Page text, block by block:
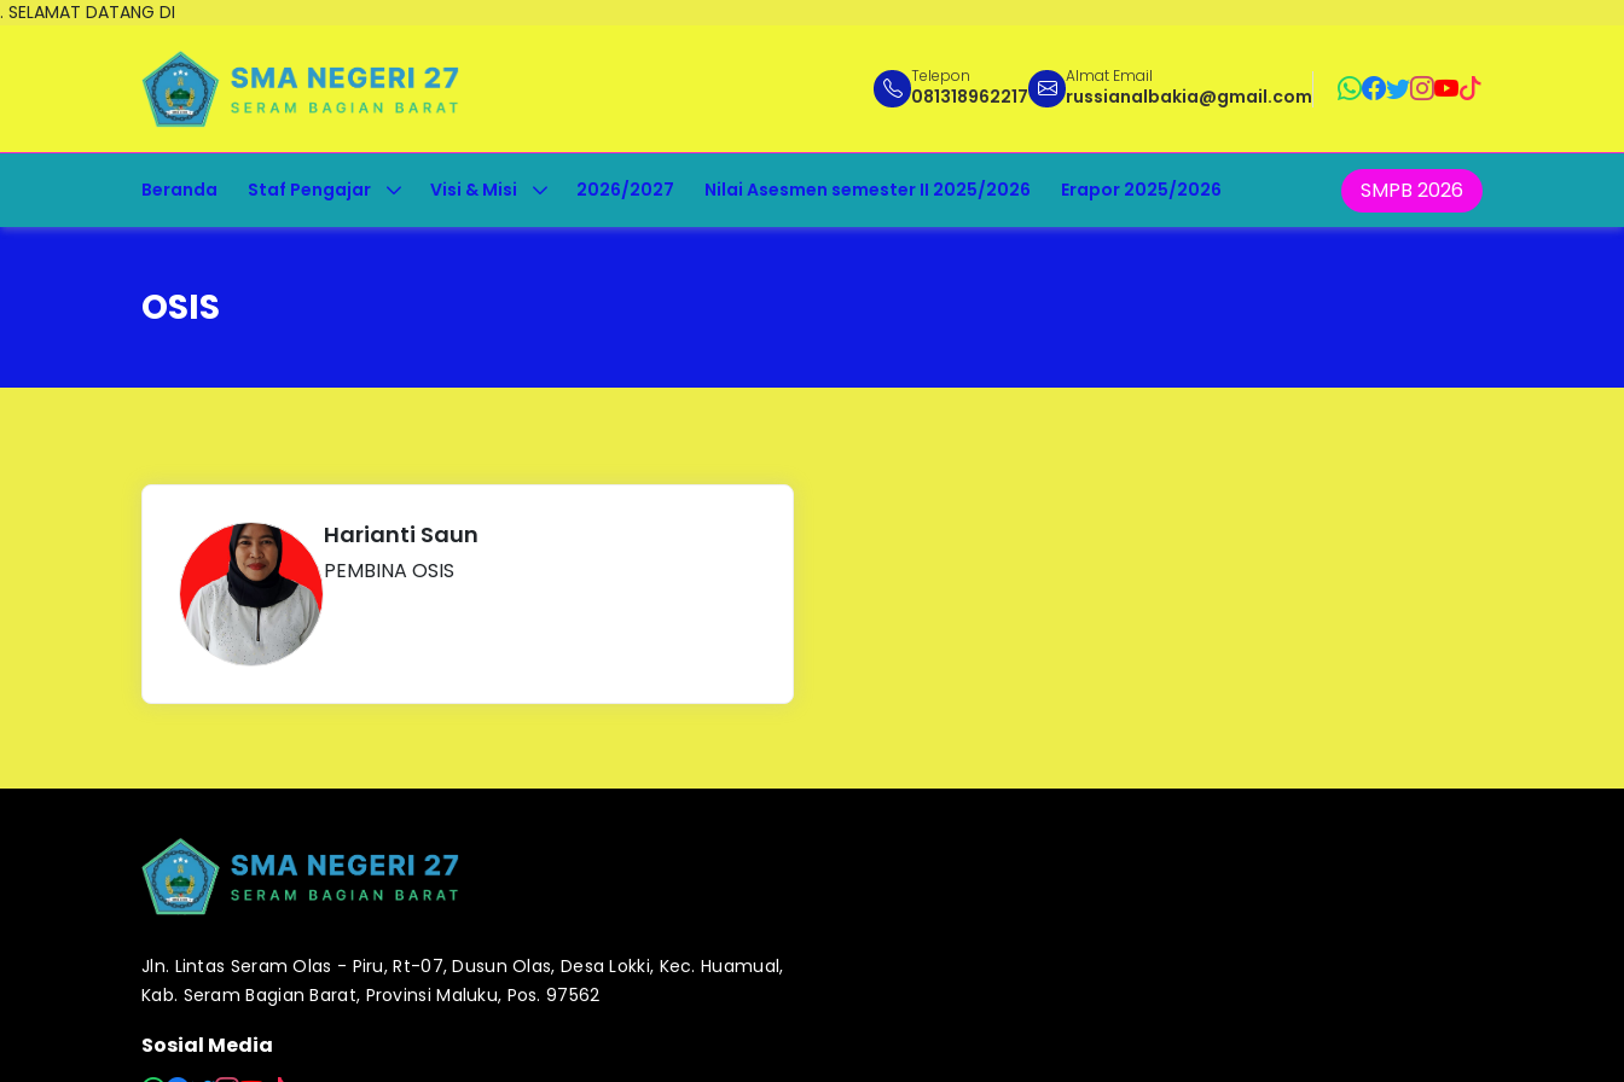
. SELAMAT DATANG DI
Telepon
081318962217
Almat Email
russianalbakia@gmail.com
Beranda Staf Pengajar Visi & Misi 2026/2027 Nilai Asesmen semester II 2025/2026 Erapor 2025/2026 SMPB 2026
OSIS
Harianti Saun
PEMBINA OSIS
Jln. Lintas Seram Olas - Piru, Rt-07, Dusun Olas, Desa Lokki, Kec. Huamual,
Kab. Seram Bagian Barat, Provinsi Maluku, Pos. 97562
Sosial Media